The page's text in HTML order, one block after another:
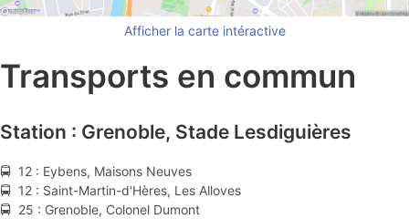
Afficher la carte intéractive
Transports en commun
Station : Grenoble, Stade Lesdiguières
🚍 12 : Eybens, Maisons Neuves
🚍 12 : Saint-Martin-d'Hères, Les Alloves
🚍 25 : Grenoble, Colonel Dumont